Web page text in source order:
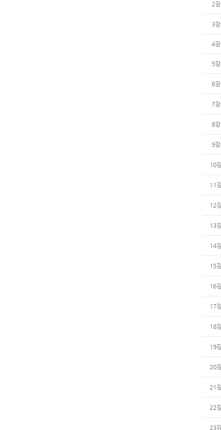
2강
3강
4강
5강
6강
7강
8강
9강
10
11
12
13
14
15
16
17
18
19
20
21
22
23